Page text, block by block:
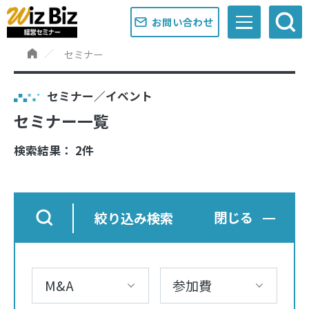
お問い合わせ
セミナー
セミナー／イベント
セミナー一覧
検索結果： 2件
絞り込み検索